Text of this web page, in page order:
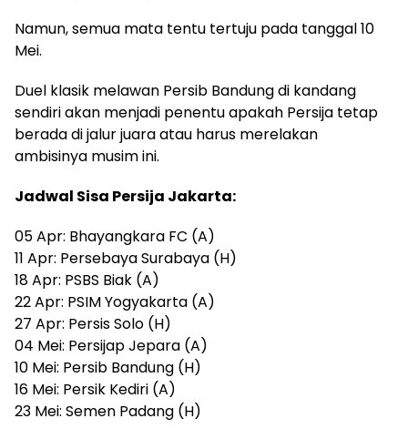
Namun, semua mata tentu tertuju pada tanggal 10
Mei.
Duel klasik melawan Persib Bandung di kandang
sendiri akan menjadi penentu apakah Persija tetap
berada di jalur juara atau harus merelakan
ambisinya musim ini.
Jadwal Sisa Persija Jakarta:
05 Apr: Bhayangkara FC (A)
11 Apr: Persebaya Surabaya (H)
18 Apr: PSBS Biak (A)
22 Apr: PSIM Yogyakarta (A)
27 Apr: Persis Solo (H)
04 Mei: Persijap Jepara (A)
10 Mei: Persib Bandung (H)
16 Mei: Persik Kediri (A)
23 Mei: Semen Padang (H)